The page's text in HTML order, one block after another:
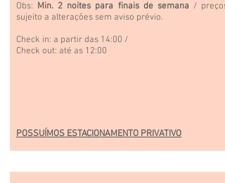
Obs: Min. 2 noites para finais de semana / preços
sujeito a alterações sem aviso prévio.
Check in: a partir das 14:00 /
Check out: até as 12:00
POSSUÍMOS ESTACIONAMENTO PRIVATIVO